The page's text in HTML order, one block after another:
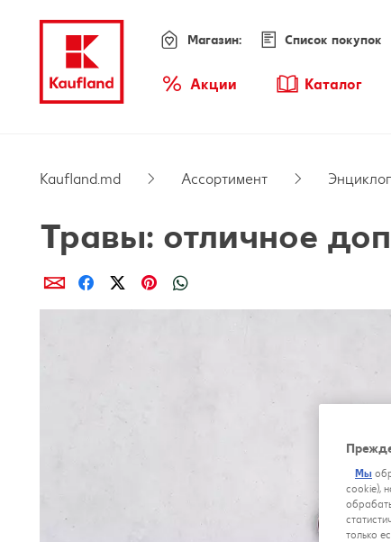
МенюАкции Каталог
Магазин: Список покупок
Kaufland.md Ассортимент
Травы: отличное
ПоделиcьПоделиcь
ПоделиcьПоделиcь
Мы
cookie),
только